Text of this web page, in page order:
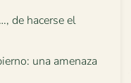
de hacerse el
una amenaza